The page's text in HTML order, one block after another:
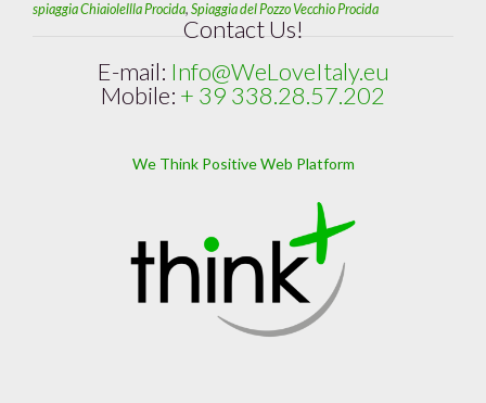
spiaggia Chiaiolellla Procida, Spiaggia del Pozzo Vecchio Procida
Contact Us!
E-mail: Info@WeLoveItaly.eu
Mobile: + 39 338.28.57.202
We Think Positive Web Platform